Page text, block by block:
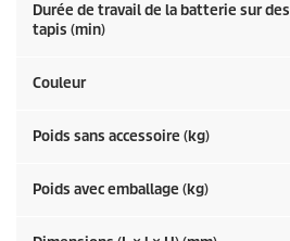
Durée de travail de la batterie sur des
tapis (min)
Couleur
Poids sans accessoire (kg)
Poids avec emballage (kg)